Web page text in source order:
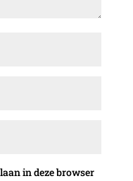
in deze browser